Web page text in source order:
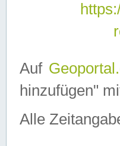
Auf
hinzufügen"
Alle